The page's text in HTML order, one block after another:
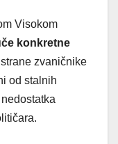
Visokom
konkretne
zvaničnike
od stalnih